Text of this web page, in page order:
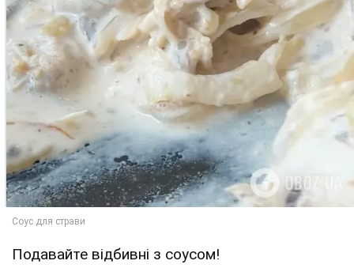
Подавайте відбивні з соусом!